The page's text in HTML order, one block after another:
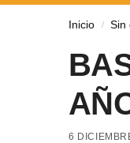
Inicio / Sin
6